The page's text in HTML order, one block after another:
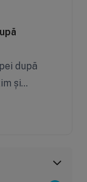
după
și